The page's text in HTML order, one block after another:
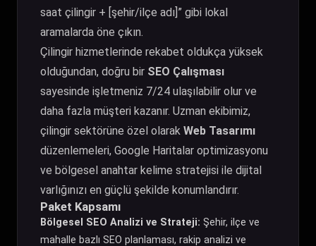
saat çilingir + [şehir/ilçe adı]” gibi lokal
aramalarda öne çıkın.
Çilingir hizmetlerinde rekabet oldukça yüksek
olduğundan, doğru bir SEO Çalışması
sayesinde işletmeniz 7/24 ulaşılabilir olur ve
daha fazla müşteri kazanır. Uzman ekibimiz,
çilingir sektörüne özel olarak Web Tasarımı
düzenlemeleri, Google Haritalar optimizasyonu
ve bölgesel anahtar kelime stratejisi ile dijital
varlığınızı en güçlü şekilde konumlandırır.
Paket Kapsamı
Bölgesel SEO Analizi ve Strateji: Şehir, ilçe ve
mahalle bazlı SEO planlaması, rakip analizi ve